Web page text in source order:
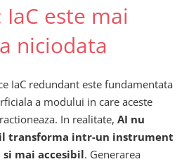
IaC este mai
niciodata
IaC redundant este fundamentata
a modului in care aceste
In realitate, AI nu
transforma intr-un instrument
mai accesibil. Generarea